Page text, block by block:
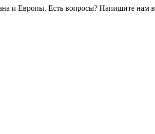
и Европы. Есть вопросы? Напишите нам в